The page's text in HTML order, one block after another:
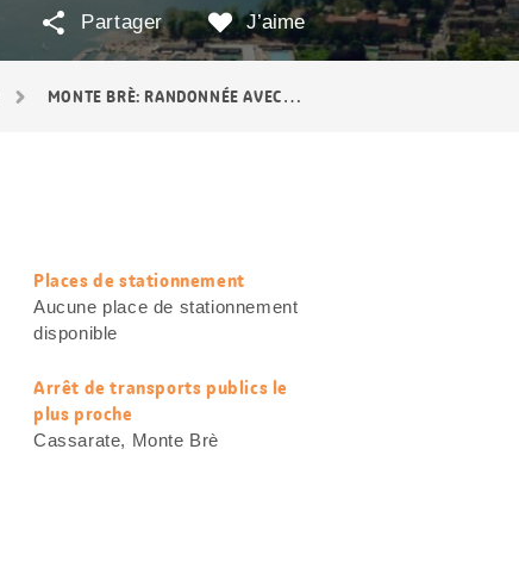
MONTE BRÈ: RANDONNÉE AVEC LES ENFANTS AU TESSIN
J’aime
Partager
Informations
utiles
Places de stationnement
Aucune place de stationnement
disponible
Arrêt de transports publics le
plus proche
Cassarate, Monte Brè